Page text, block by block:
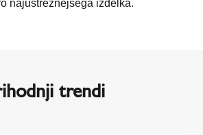
najustreznejšega izdelka.
trendi